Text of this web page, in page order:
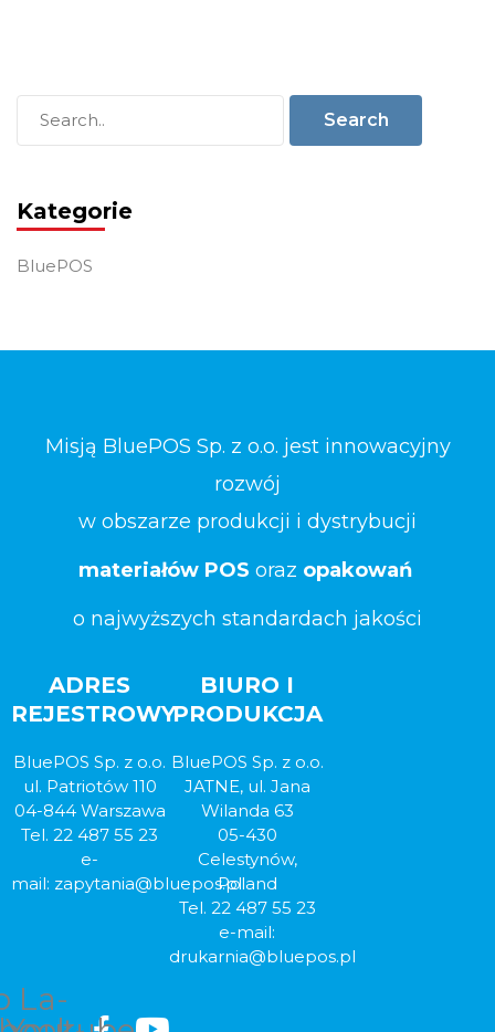
Kategorie
BluePOS
Misją BluePOS Sp. z o.o. jest innowacyjny
rozwój
w obszarze produkcji i dystrybucji
materiałów POS oraz opakowań
o najwyższych standardach jakości
ADRES
REJESTROWY
BluePOS Sp. z o.o.
ul. Patriotów 110
04-844 Warszawa
Tel. 22 487 55 23
e-
mail: zapytania@bluepos.pl
BIURO I
PRODUKCJA
BluePOS Sp. z o.o.
JATNE, ul. Jana
Wilanda 63
05-430
Celestynów,
Poland
Tel. 22 487 55 23
e-mail:
drukarnia@bluepos.pl
La-